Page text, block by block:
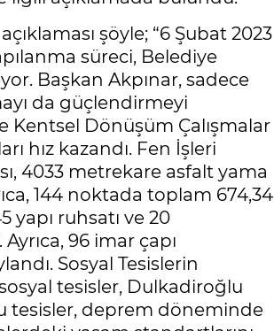
şöyle; “6 Şubat 2023
süreci, Belediye
Başkan Akpınar, sadece
da güçlendirmeyi
Kentsel Dönüşüm Çalışmalar
hız kazandı. Fen İşleri
4033 metrekare asfalt yama
144 noktada toplam 674,34
yapı ruhsatı ve 20
96 imar çapı
Sosyal Tesislerin
tesisler, Dulkadiroğlu
tesisler, deprem döneminde